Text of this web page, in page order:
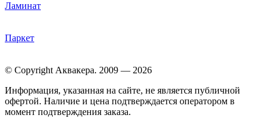
Ламинат
Паркет
© Copyright Аквакера. 2009 — 2026
Информация, указанная на сайте, не является публичной
офертой. Наличие и цена подтверждается оператором в
момент подтверждения заказа.